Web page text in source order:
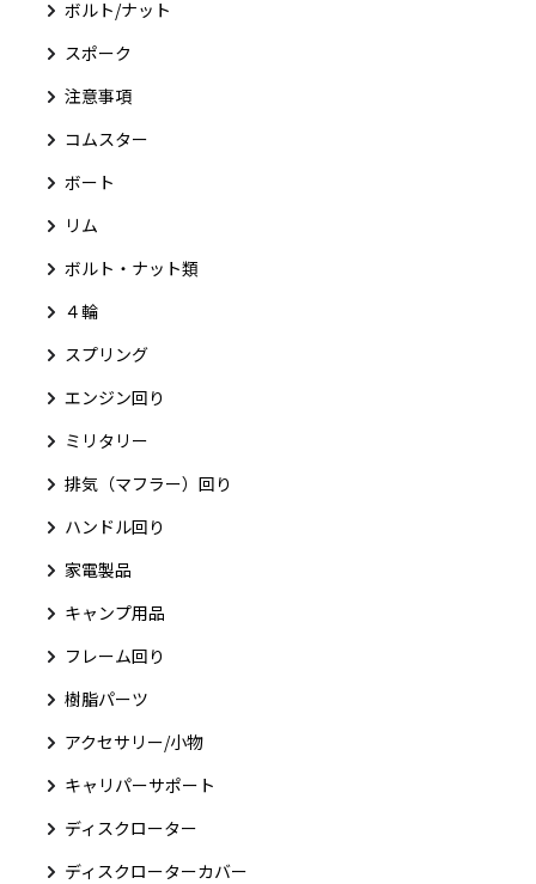
ボルト/ナット
スポーク
注意事項
コムスター
ボート
リム
ボルト・ナット類
４輪
スプリング
エンジン回り
ミリタリー
排気（マフラー）回り
ハンドル回り
家電製品
キャンプ用品
フレーム回り
樹脂パーツ
アクセサリー/小物
キャリパーサポート
ディスクローター
ディスクローターカバー